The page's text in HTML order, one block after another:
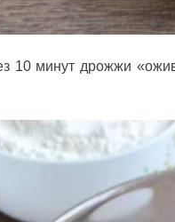
10 минут дрожжи